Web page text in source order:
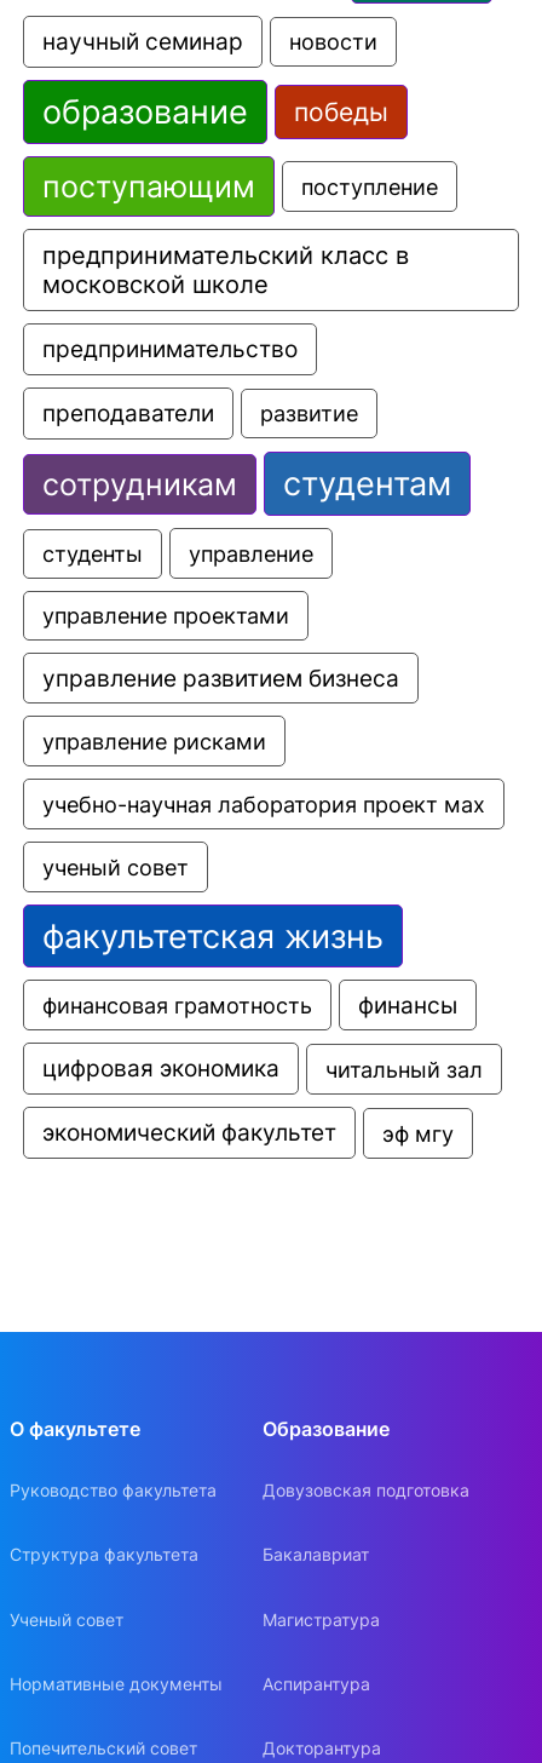
научный семинар новости
образование победы
поступающим поступление
предпринимательский класс в
московской школе
предпринимательство
преподаватели развитие
сотрудникам студентам
студенты управление
управление проектами
управление развитием бизнеса
управление рисками
учебно-научная лаборатория проект мах
ученый совет
факультетская жизнь
финансовая грамотность финансы
цифровая экономика читальный зал
экономический факультет эф мгу
О факультете
Руководство факультета
Структура факультета
Ученый совет
Нормативные документы
Попечительский совет
Образование
Довузовская подготовка
Бакалавриат
Магистратура
Аспирантура
Докторантура